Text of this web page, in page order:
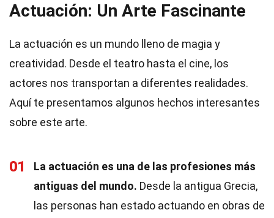
Actuación: Un Arte Fascinante
La actuación es un mundo lleno de magia y
creatividad. Desde el teatro hasta el cine, los
actores nos transportan a diferentes realidades.
Aquí te presentamos algunos hechos interesantes
sobre este arte.
01
La actuación es una de las profesiones más
antiguas del mundo. Desde la antigua Grecia,
las personas han estado actuando en obras de